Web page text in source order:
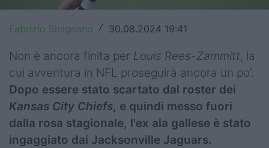
Champions Cup
Challenge Cup
World Rugby
Rugby World Cup
Super Rugby
Rugby in TV
Fabrizio Sicignano / 30.08.2024 19:41
Non è ancora finita per Louis Rees-Zammitt, la
cui avventura in NFL proseguirà ancora un po'.
Dopo essere stato scartato dal roster dei
Kansas City Chiefs, e quindi messo fuori
dalla rosa stagionale, l'ex ala gallese è stato
ingaggiato dai Jacksonville Jaguars.